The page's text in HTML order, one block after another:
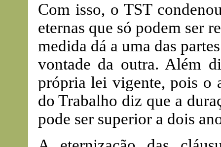
Com isso, o TST
eternas que só podem ser
medida dá a uma das
vontade da outra. Além
própria lei vigente, pois o
do Trabalho diz que a
pode ser superior a dois